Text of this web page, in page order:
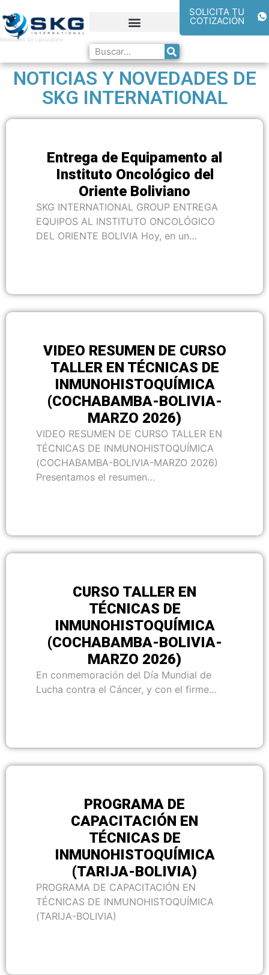
Materiales de Laboratorio
SOLICITA TU
COTIZACIÓN
NOTICIAS Y NOVEDADES DE
SKG INTERNATIONAL
Entrega de Equipamento al
Instituto Oncológico del
Oriente Boliviano
SKG INTERNATIONAL GROUP ENTREGA
EQUIPOS AL INSTITUTO ONCOLÓGICO
DEL ORIENTE BOLIVIA Hoy, en un…
VIDEO RESUMEN DE CURSO
TALLER EN TÉCNICAS DE
INMUNOHISTOQUÍMICA
(COCHABAMBA-BOLIVIA-
MARZO 2026)
VIDEO RESUMEN DE CURSO TALLER EN
TÉCNICAS DE INMUNOHISTOQUÍMICA
(COCHABAMBA-BOLIVIA-MARZO 2026)
Presentamos el resumen…
CURSO TALLER EN
TÉCNICAS DE
INMUNOHISTOQUÍMICA
(COCHABAMBA-BOLIVIA-
MARZO 2026)
En conmemoración del Día Mundial de
Lucha contra el Cáncer, y con el firme…
PROGRAMA DE
CAPACITACIÓN EN
TÉCNICAS DE
INMUNOHISTOQUÍMICA
(TARIJA-BOLIVIA)
PROGRAMA DE CAPACITACIÓN EN
TÉCNICAS DE INMUNOHISTOQUÍMICA
(TARIJA-BOLIVIA)